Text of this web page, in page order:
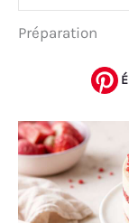
Préparation